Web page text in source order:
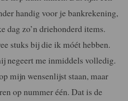
handig voor je bankrekening,
dag zo’n driehonderd items.
stuks bij die ik móét hebben.
negeert me inmiddels volledig.
mijn wensenlijst staan, maar
op nummer één. Dat is de